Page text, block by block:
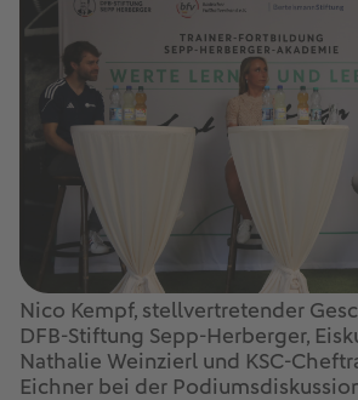
Nico Kempf, stellvertretender
DFB-Stiftung Sepp-Herberger,
Nathalie Weinzierl und KSC-
Eichner bei der